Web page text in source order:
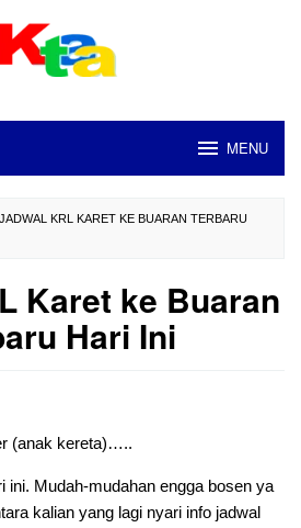
MENU
JADWAL KRL KARET KE BUARAN TERBARU
Karet ke Buaran
Hari Ini
(anak kereta)…..
ini. Mudah-mudahan engga bosen ya
kalian yang lagi nyari info jadwal